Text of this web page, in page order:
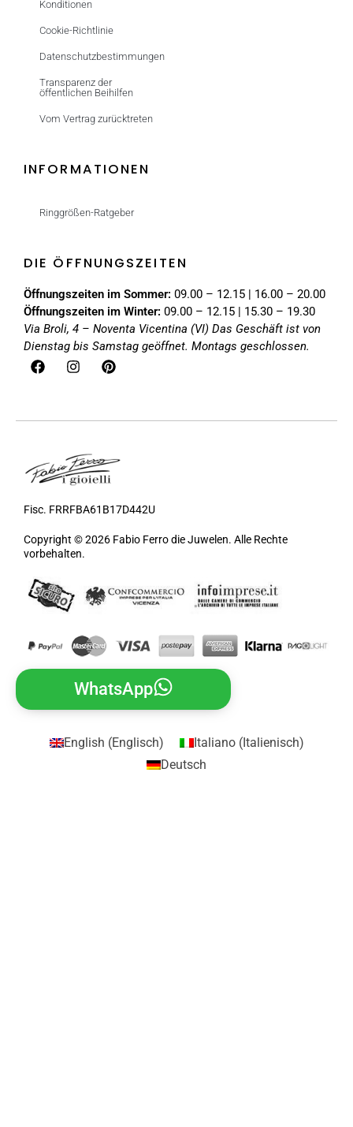
Konditionen
Cookie-Richtlinie
Datenschutzbestimmungen
Transparenz der
öffentlichen Beihilfen
Vom Vertrag zurücktreten
INFORMATIONEN
Ringgrößen-Ratgeber
DIE ÖFFNUNGSZEITEN
Öffnungszeiten im Sommer: 09.00 – 12.15 | 16.00 – 20.00
Öffnungszeiten im Winter: 09.00 – 12.15 | 15.30 – 19.30
Via Broli, 4 – Noventa Vicentina (VI) Das Geschäft ist von
Dienstag bis Samstag geöffnet. Montags geschlossen.
Fisc. FRRFBA61B17D442U
Copyright © 2026 Fabio Ferro die Juwelen. Alle Rechte
vorbehalten.
WhatsApp
English (Englisch) Italiano(Italienisch)
Deutsch